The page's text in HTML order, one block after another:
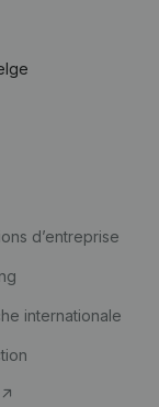
d’entreprise
internationale